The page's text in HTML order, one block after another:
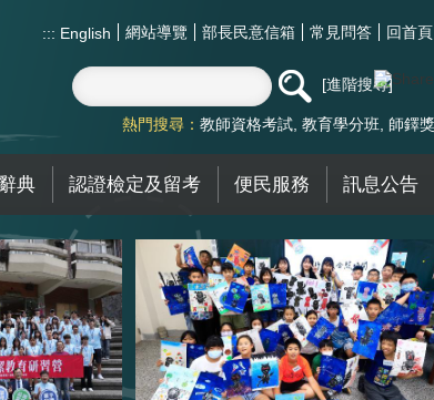
::: English 網站導覽 部長民意信箱 常見問答 回首頁
進階搜尋
熱門搜尋： 教師資格考試 教育學分班 師鐸獎
典 認證檢定及留考 便民服務 訊息公告